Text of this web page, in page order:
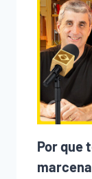
Por que